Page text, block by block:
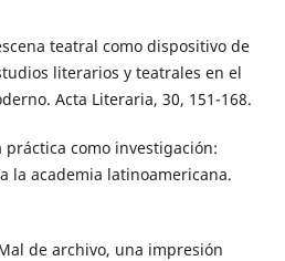
teatral como dispositivo de
literarios y teatrales en el
Acta Literaria, 30, 151-168.
práctica como investigación:
la academia latinoamericana.
de archivo, una impresión